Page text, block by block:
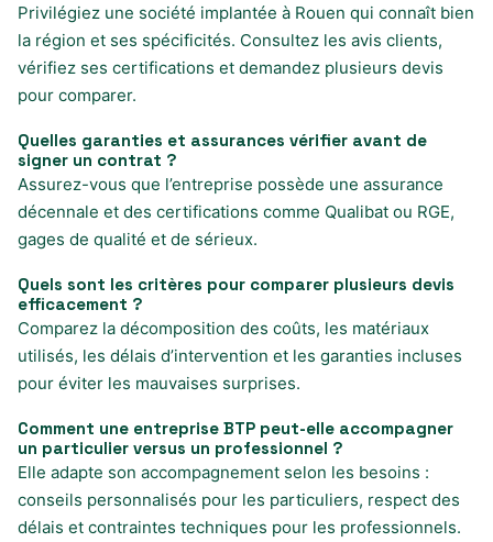
Privilégiez une société implantée à Rouen qui connaît bien
la région et ses spécificités. Consultez les avis clients,
vérifiez ses certifications et demandez plusieurs devis
pour comparer.
Quelles garanties et assurances vérifier avant de
signer un contrat ?
Assurez-vous que l’entreprise possède une assurance
décennale et des certifications comme Qualibat ou RGE,
gages de qualité et de sérieux.
Quels sont les critères pour comparer plusieurs devis
efficacement ?
Comparez la décomposition des coûts, les matériaux
utilisés, les délais d’intervention et les garanties incluses
pour éviter les mauvaises surprises.
Comment une entreprise BTP peut-elle accompagner
un particulier versus un professionnel ?
Elle adapte son accompagnement selon les besoins :
conseils personnalisés pour les particuliers, respect des
délais et contraintes techniques pour les professionnels.